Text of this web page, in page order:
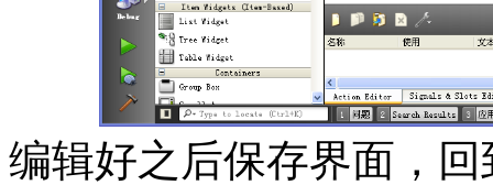
编辑好之后保存界面，